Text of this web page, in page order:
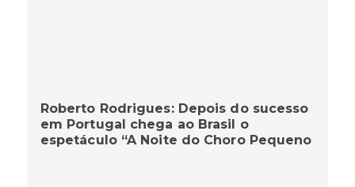
Roberto Rodrigues: Depois do sucesso
em Portugal chega ao Brasil o
espetáculo “A Noite do Choro Pequeno